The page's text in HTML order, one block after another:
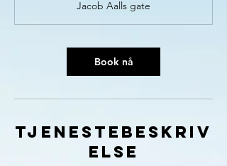
n
Jacob Aalls gate
Book nå
Tjenestebeskriv
else